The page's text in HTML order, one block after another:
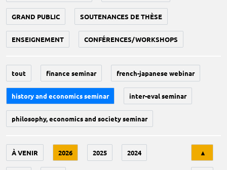
GRAND PUBLIC SOUTENANCES DE THÈSE
ENSEIGNEMENT CONFÉRENCES/WORKSHOPS
tout finance seminar french-japanese webinar
history and economics seminar inter-eval seminar
philosophy, economics and society seminar
À VENIR 2026 2025 2024 ▲